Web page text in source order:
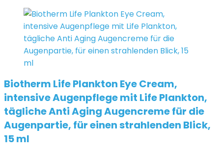
Biotherm Life Plankton Eye Cream,
intensive Augenpflege mit Life Plankton,
tägliche Anti Aging Augencreme für die
Augenpartie, für einen strahlenden Blick,
15 ml